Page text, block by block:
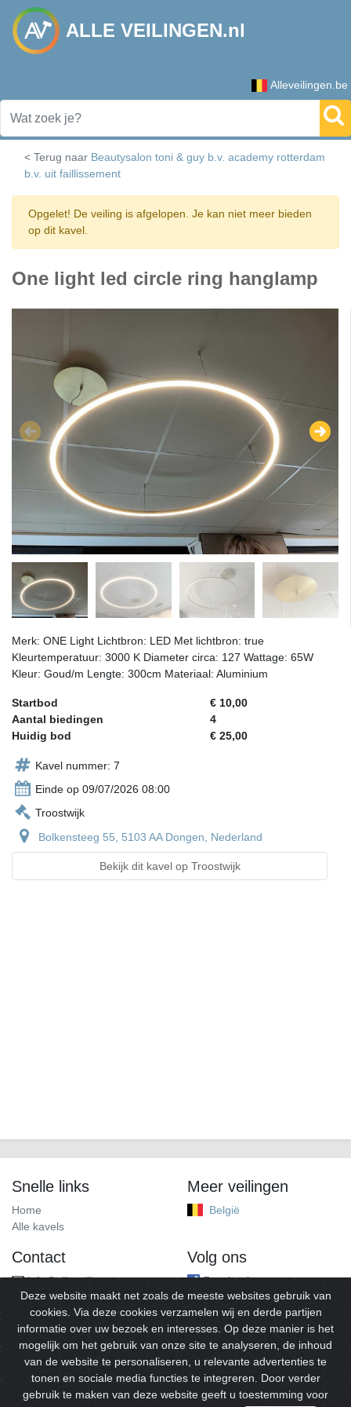
ALLE VEILINGEN.nl
Alleveilingen.be
< Terug naar Beautysalon toni & guy b.v. academy rotterdam
b.v. uit faillissement
Opgelet! De veiling is afgelopen. Je kan niet meer bieden
op dit kavel.
One light led circle ring hanglamp
Merk: ONE Light Lichtbron: LED Met lichtbron: true
Kleurtemperatuur: 3000 K Diameter circa: 127 Wattage: 65W
Kleur: Goud/m Lengte: 300cm Materiaal: Aluminium
Startbod
€ 10,00
Aantal biedingen
4
Huidig bod
€ 25,00
Kavel nummer: 7
Einde op 09/07/2026 08:00
Troostwijk
Bolkensteeg 55, 5103 AA Dongen, Nederland
Bekijk dit kavel op Troostwijk
Snelle links
Home
Alle kavels
Meer veilingen
België
Contact
info@alleveilingen.net
Volg ons
Facebook
© 2026Alleveilingen.Alle rechten voorbehouden.
Deze website maakt net zoals de meeste websites gebruik van
cookies. Via deze cookies verzamelen wij en derde partijen
informatie over uw bezoek en interesses. Op deze manier is het
mogelijk om het gebruik van onze site te analyseren, de inhoud
van de website te personaliseren, u relevante advertenties te
tonen en sociale media functies te integreren. Door verder
gebruik te maken van deze website geeft u toestemming voor